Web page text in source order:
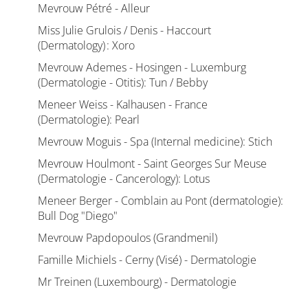
Mevrouw Pétré - Alleur
Miss Julie Grulois / Denis - Haccourt
(Dermatology) : Xoro
Mevrouw Ademes - Hosingen - Luxemburg
(Dermatologie - Otitis): Tun / Bebby
Meneer Weiss - Kalhausen - France
(Dermatologie): Pearl
Mevrouw Moguis - Spa (Internal medicine): Stich
Mevrouw Houlmont - Saint Georges Sur Meuse
(Dermatologie - Cancerology): Lotus
Meneer Berger - Comblain au Pont (dermatologie):
Bull Dog "Diego"
Mevrouw Papdopoulos (Grandmenil)
Famille Michiels - Cerny (Visé) - Dermatologie
Mr Treinen (Luxembourg) - Dermatologie